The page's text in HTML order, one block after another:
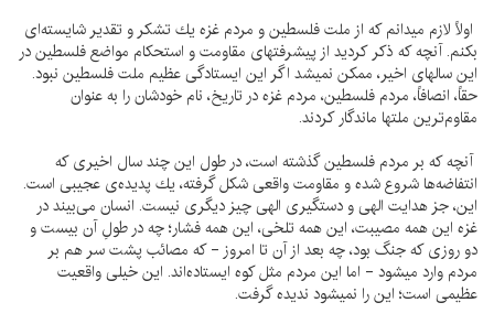
اولاً لازم ميدانم كه از ملت فلسطين و مردم غزه يك تشكر و تقدير شايسته‌اى
بكنم. آنچه كه ذكر كرديد از پيشرفتهاى مقاومت و استحكام مواضع فلسطين در
اين سالهاى اخير، ممكن نميشد اگر اين ايستادگى عظيم ملت فلسطين نبود.
حقاً، انصافاً، مردم فلسطين، مردم غزه در تاريخ، نام خودشان را به عنوان
مقاوم‌ترين ملتها ماندگار كردند.
آنچه كه بر مردم فلسطين گذشته است، در طول اين چند سال اخيرى كه
انتفاضه‌ها شروع شده و مقاومت واقعى شكل گرفته، يك پديده‌ى عجيبى است.
اين، جز هدايت الهى و دستگيرى الهى چيز ديگرى نيست. انسان مى‌بيند در
غزه اين همه مصيبت، اين همه تلخى، اين همه فشار؛ چه در طولِ آن بيست و
دو روزى كه جنگ بود، چه بعد از آن تا امروز - كه مصائب پشت سر هم بر
مردم وارد ميشود - اما اين مردم مثل كوه ايستاده‌اند. اين خيلى واقعيت
عظيمى است؛ اين را نميشود نديده گرفت.